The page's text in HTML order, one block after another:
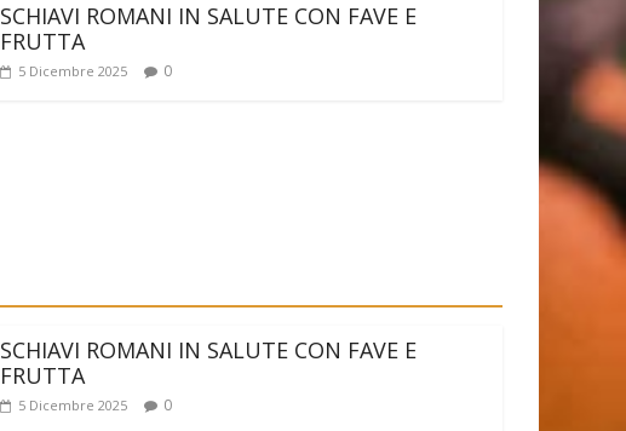
SCHIAVI ROMANI IN SALUTE CON FAVE E
FRUTTA
5 Dicembre 2025 0
SCHIAVI ROMANI IN SALUTE CON FAVE E
FRUTTA
5 Dicembre 2025 0